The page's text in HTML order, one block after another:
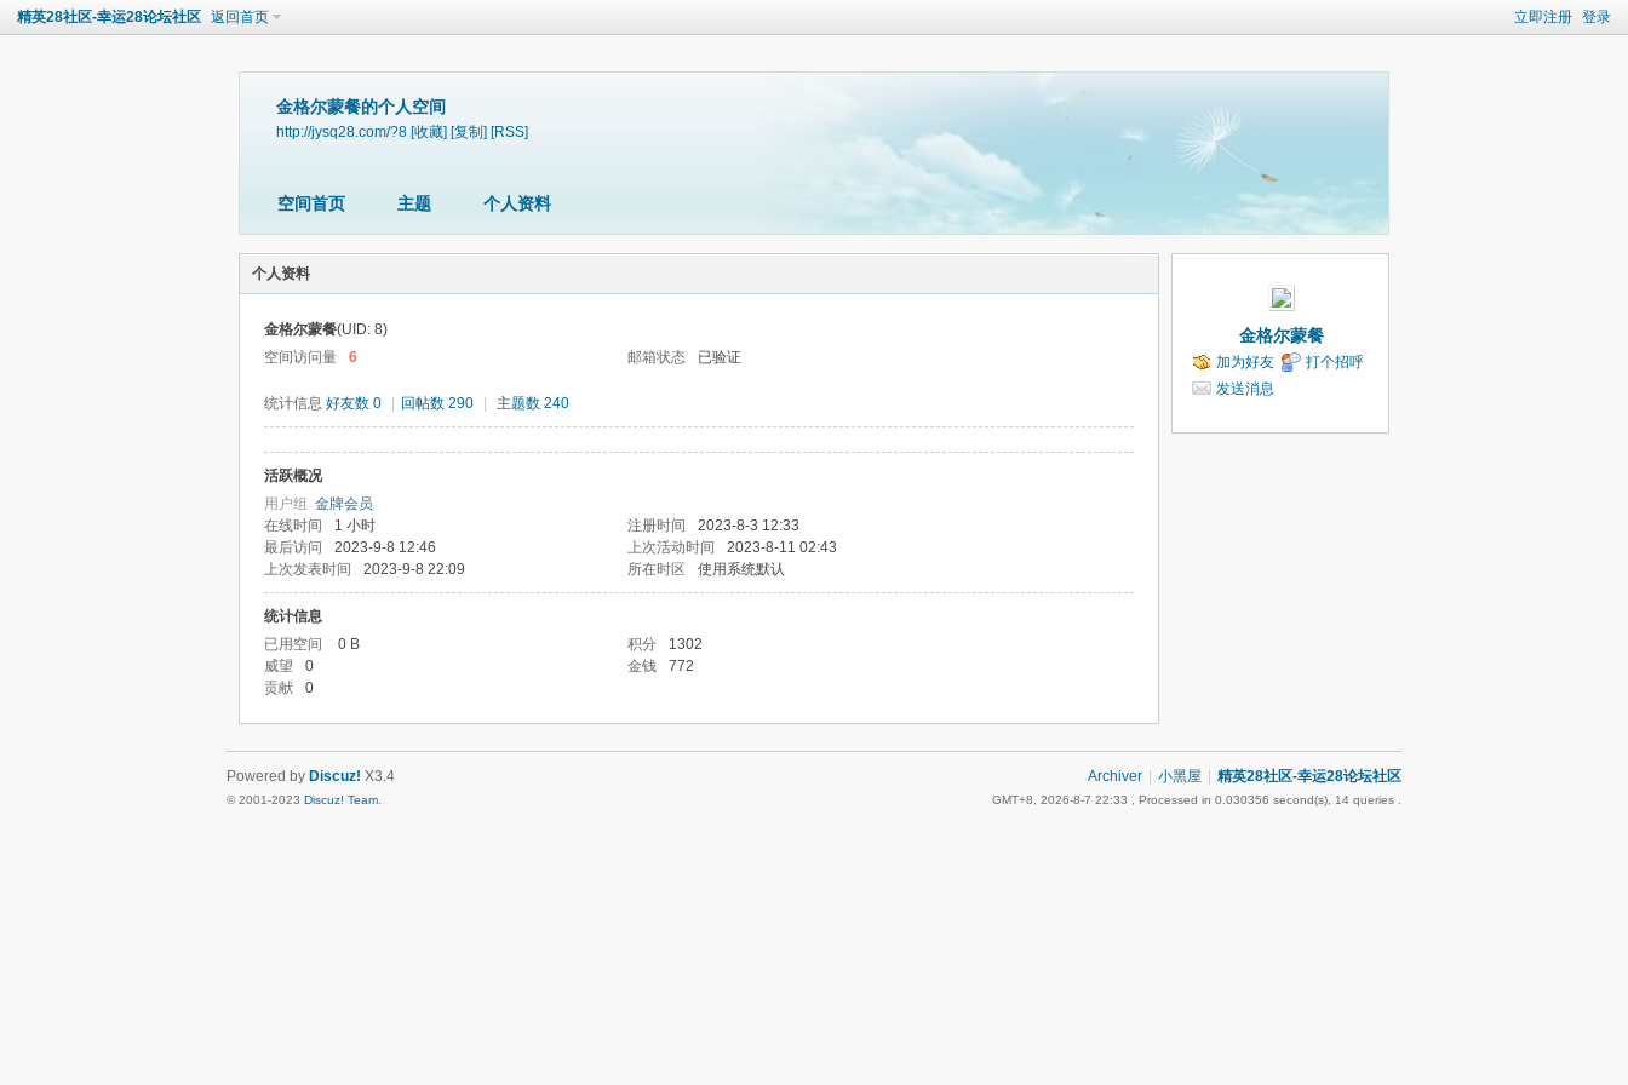
立即注册 登录
精英28社区-幸运28论坛社区 返回首页
金格尔蒙餐的个人空间
http://jysq28.com/?8 [收藏] [复制] [RSS]
空间首页 主题 个人资料
个人资料
金格尔蒙餐(UID: 8)
空间访问量
6 邮箱状态 已验证
统计信息 好友数 0 回帖数 290 主题数 240
活跃概况
用户组 金牌会员
在线时间
1 小时 注册时间
2023-8-3 12:33
最后访问
2023-9-8 12:46 上次活动时间
2023-8-11 02:43
上次发表时间
2023-9-8 22:09 所在时区 使用系统默认
统计信息
已用空间
0 B 积分
1302
威望
0 金钱
772
贡献
0
金格尔蒙餐
加为好友
打个招呼
发送消息
Archiver 小黑屋 精英28社区-幸运28论坛社区
GMT+8, 2026-8-7 22:33 , Processed in 0.030356 second(s), 14 queries .
Powered by Discuz! X3.4
© 2001-2023 Discuz! Team